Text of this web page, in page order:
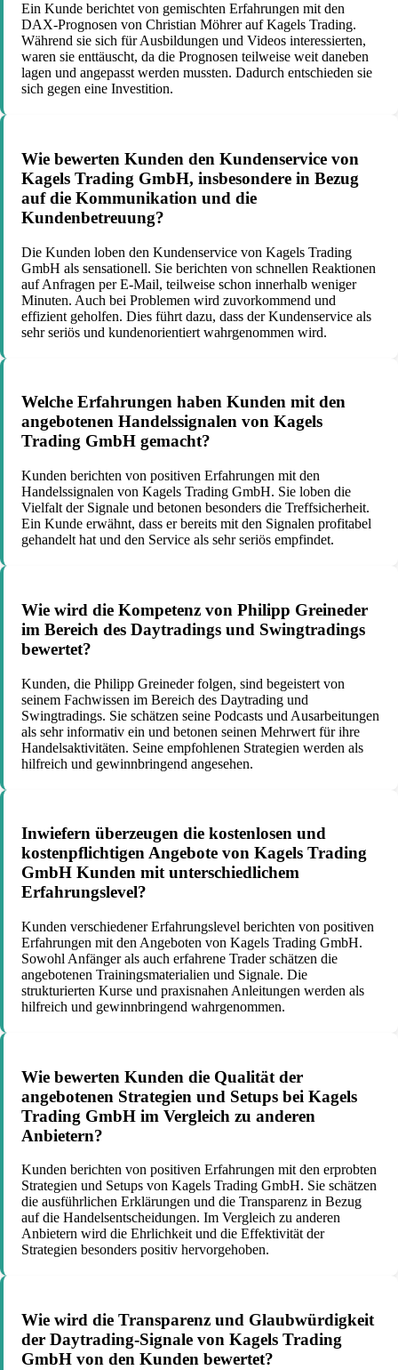
Ein Kunde berichtet von gemischten Erfahrungen mit den
DAX-Prognosen von Christian Möhrer auf Kagels Trading.
Während sie sich für Ausbildungen und Videos interessierten,
waren sie enttäuscht, da die Prognosen teilweise weit daneben
lagen und angepasst werden mussten. Dadurch entschieden sie
sich gegen eine Investition.
Wie bewerten Kunden den Kundenservice von
Kagels Trading GmbH, insbesondere in Bezug
auf die Kommunikation und die
Kundenbetreuung?
Die Kunden loben den Kundenservice von Kagels Trading
GmbH als sensationell. Sie berichten von schnellen Reaktionen
auf Anfragen per E-Mail, teilweise schon innerhalb weniger
Minuten. Auch bei Problemen wird zuvorkommend und
effizient geholfen. Dies führt dazu, dass der Kundenservice als
sehr seriös und kundenorientiert wahrgenommen wird.
Welche Erfahrungen haben Kunden mit den
angebotenen Handelssignalen von Kagels
Trading GmbH gemacht?
Kunden berichten von positiven Erfahrungen mit den
Handelssignalen von Kagels Trading GmbH. Sie loben die
Vielfalt der Signale und betonen besonders die Treffsicherheit.
Ein Kunde erwähnt, dass er bereits mit den Signalen profitabel
gehandelt hat und den Service als sehr seriös empfindet.
Wie wird die Kompetenz von Philipp Greineder
im Bereich des Daytradings und Swingtradings
bewertet?
Kunden, die Philipp Greineder folgen, sind begeistert von
seinem Fachwissen im Bereich des Daytrading und
Swingtradings. Sie schätzen seine Podcasts und Ausarbeitungen
als sehr informativ ein und betonen seinen Mehrwert für ihre
Handelsaktivitäten. Seine empfohlenen Strategien werden als
hilfreich und gewinnbringend angesehen.
Inwiefern überzeugen die kostenlosen und
kostenpflichtigen Angebote von Kagels Trading
GmbH Kunden mit unterschiedlichem
Erfahrungslevel?
Kunden verschiedener Erfahrungslevel berichten von positiven
Erfahrungen mit den Angeboten von Kagels Trading GmbH.
Sowohl Anfänger als auch erfahrene Trader schätzen die
angebotenen Trainingsmaterialien und Signale. Die
strukturierten Kurse und praxisnahen Anleitungen werden als
hilfreich und gewinnbringend wahrgenommen.
Wie bewerten Kunden die Qualität der
angebotenen Strategien und Setups bei Kagels
Trading GmbH im Vergleich zu anderen
Anbietern?
Kunden berichten von positiven Erfahrungen mit den erprobten
Strategien und Setups von Kagels Trading GmbH. Sie schätzen
die ausführlichen Erklärungen und die Transparenz in Bezug
auf die Handelsentscheidungen. Im Vergleich zu anderen
Anbietern wird die Ehrlichkeit und die Effektivität der
Strategien besonders positiv hervorgehoben.
Wie wird die Transparenz und Glaubwürdigkeit
der Daytrading-Signale von Kagels Trading
GmbH von den Kunden bewertet?